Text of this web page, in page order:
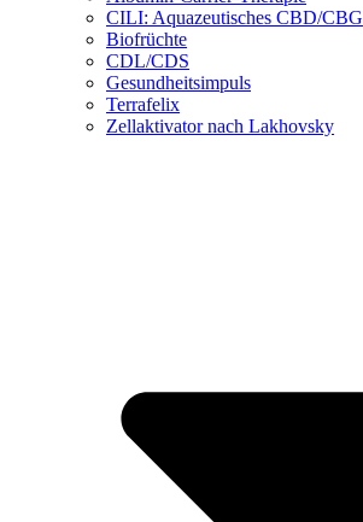
CILI: Aquazeutisches CBD/CBG
Biofrüchte
CDL/CDS
Gesundheitsimpuls
Terrafelix
Zellaktivator nach Lakhovsky